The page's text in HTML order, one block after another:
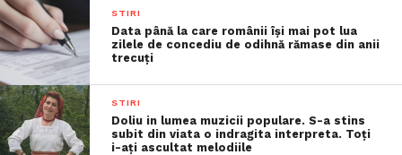
STIRI
Data până la care românii îşi mai pot lua
zilele de concediu de odihnă rămase din anii
trecuţi
STIRI
Doliu in lumea muzicii populare. S-a stins
subit din viata o indragita interpreta. Toți
i-ați ascultat melodiile